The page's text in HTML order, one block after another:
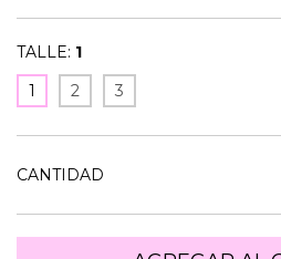
TALLE: 1
1
2 3
CANTIDAD